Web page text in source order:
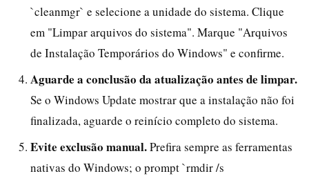
`cleanmgr` e selecione a unidade do sistema. Clique
em "Limpar arquivos do sistema". Marque "Arquivos
de Instalação Temporários do Windows" e confirme.
Aguarde a conclusão da atualização antes de limpar.
Se o Windows Update mostrar que a instalação não foi
finalizada, aguarde o reinício completo do sistema.
Evite exclusão manual.Prefira sempre as ferramentas
nativas do Windows; o prompt `rmdir /s